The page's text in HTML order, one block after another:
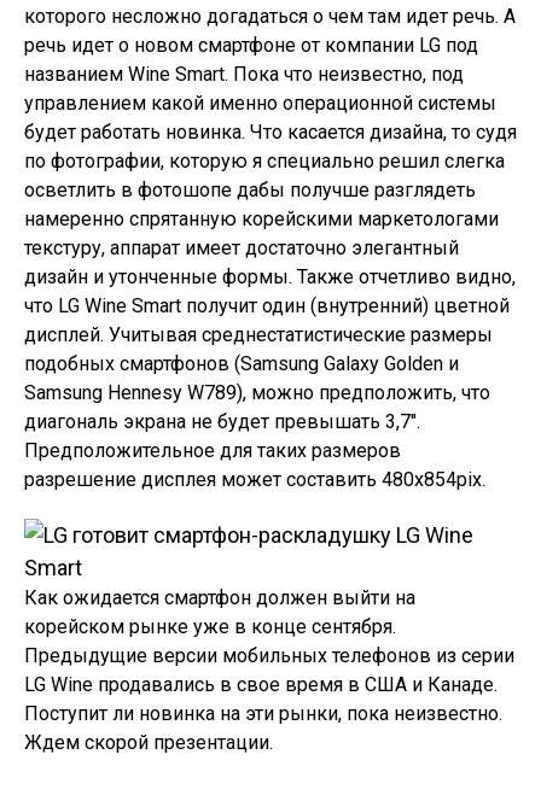
которого несложно догадаться о чем там идет речь. А
речь идет о новом смартфоне от компании LG под
названием Wine Smart. Пока что неизвестно, под
управлением какой именно операционной системы
будет работать новинка. Что касается дизайна, то судя
по фотографии, которую я специально решил слегка
осветлить в фотошопе дабы получше разглядеть
намеренно спрятанную корейскими маркетологами
текстуру, аппарат имеет достаточно элегантный
дизайн и утонченные формы. Также отчетливо видно,
что LG Wine Smart получит один (внутренний) цветной
дисплей. Учитывая среднестатистические размеры
подобных смартфонов (Samsung Galaxy Golden и
Samsung Hennesy W789), можно предположить, что
диагональ экрана не будет превышать 3,7″.
Предположительное для таких размеров
разрешение дисплея может составить 480x854pix.
Как ожидается смартфон должен выйти на
корейском рынке уже в конце сентября.
Предыдущие версии мобильных телефонов из серии
LG Wine продавались в свое время в США и Канаде.
Поступит ли новинка на эти рынки, пока неизвестно.
Ждем скорой презентации.